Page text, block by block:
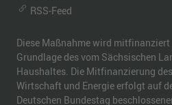
RSS-Feed
Diese Maßnahme wird
Grundlage des vom Sächsischen
Haushaltes. Die Mitfinanzierung
Wirtschaft und Energie erfolgt auf
Deutschen Bundestag